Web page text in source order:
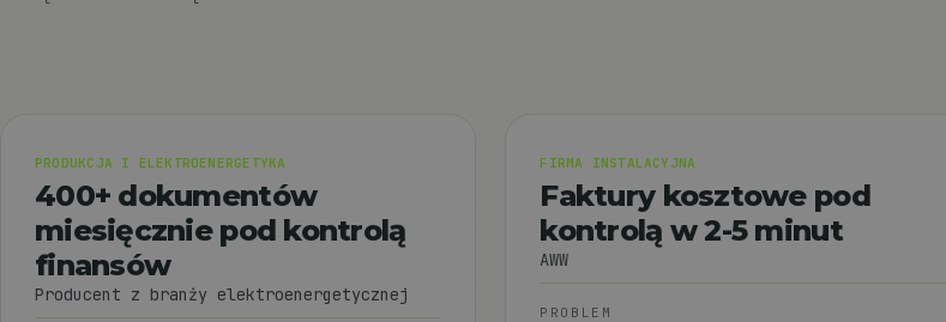
PRODUKCJA I ELEKTROENERGETYKA
400+ dokumentów
miesięcznie pod kontrolą
finansów
Producent z branży elektroenergetycznej
FIRMA INSTALACYJNA
Faktury kosztowe pod
kontrolą w 2-5 minut
AWW
PROBLEM